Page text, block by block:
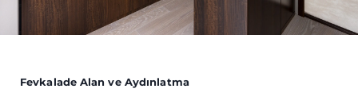
Fevkalade Alan ve Aydınlatma